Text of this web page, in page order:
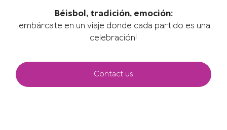
Béisbol, tradición, emoción:
¡embárcate en un viaje donde cada partido es una
celebración!
Contact us